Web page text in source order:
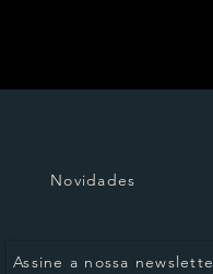
Novidades
Assine a nossa